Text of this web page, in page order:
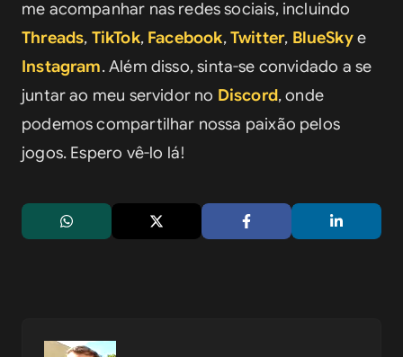
Threads, TikTok, Facebook, Twitter, BlueSky
Instagram. Além disso, sinta-se convidado a se
juntar ao meu servidor no Discord, onde
podemos compartilhar nossa paixão pelos
jogos. Espero vê-lo lá!